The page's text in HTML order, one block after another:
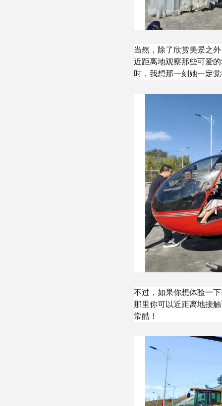
当然，除了欣赏美景之
近距离地观察那些可爱
时，我想那一刻她一定
不过，如果你想体验一
那里你可以近距离地接
常酷！